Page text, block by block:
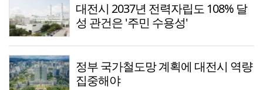
대전시 2037년 전력자립도 108% 달
성 관건은 '주민 수용성'
정부 국가철도망 계획에 대전시 역량
집중해야